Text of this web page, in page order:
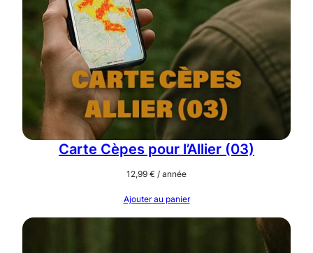
Carte Cèpes pour l’Allier (03)
12,99 € / année
Ajouter au panier